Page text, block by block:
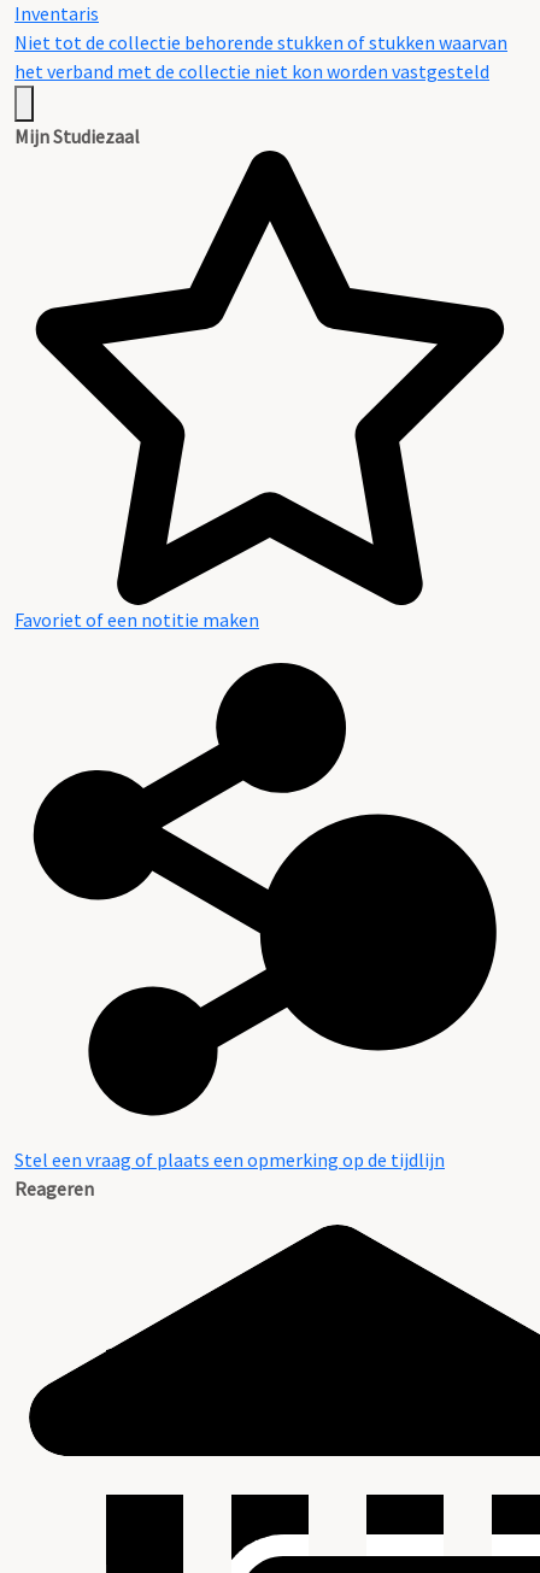
Inventaris
Niet tot de collectie behorende stukken of stukken waarvan
het verband met de collectie niet kon worden vastgesteld
Mijn Studiezaal
Favoriet of een notitie maken
Stel een vraag of plaats een opmerking op de tijdlijn
Reageren